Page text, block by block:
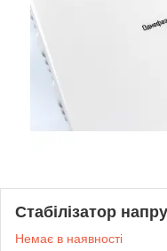
Стабілізатор
Немає в наявності